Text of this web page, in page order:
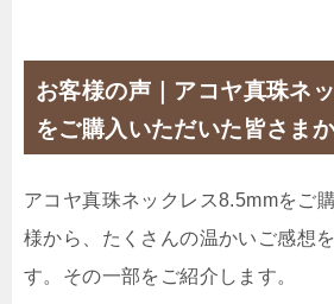
お客様の声｜アコヤ真珠ネ
をご購入いただいた皆さま
アコヤ真珠ネックレス8.5mmをご
様から、たくさんの温かいご感想
す。その一部をご紹介します。